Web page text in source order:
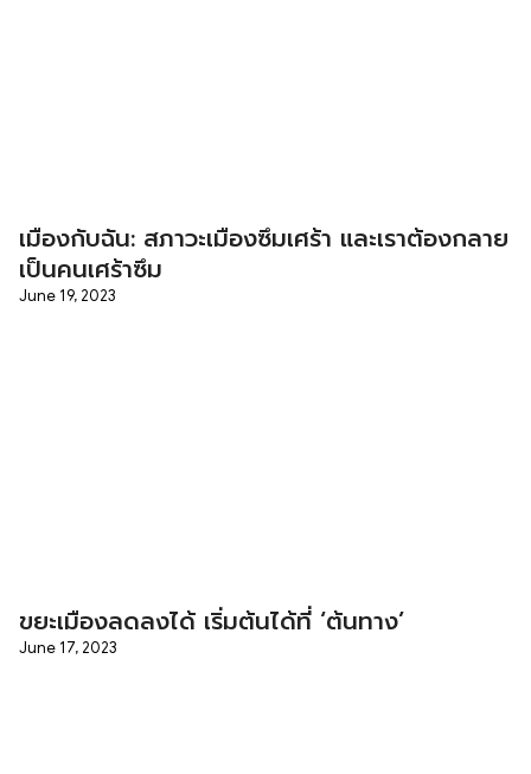
เมืองกับฉัน: สภาวะเมืองซึมเศร้า และเราต้องกลาย
เป็นคนเศร้าซึม
June 19, 2023
ขยะเมืองลดลงได้ เริ่มต้นได้ที่ ‘ต้นทาง’
June 17, 2023